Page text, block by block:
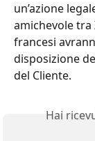
un’azione
amichevole tra
francesi
disposizione
del Cliente.
Hai